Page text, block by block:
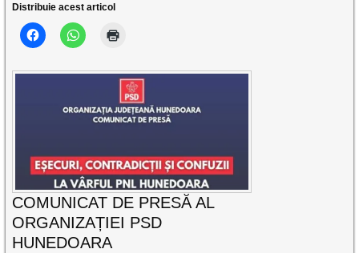
Distribuie acest articol
COMUNICAT DE PRESĂ AL
ORGANIZAȚIEI PSD
HUNEDOARA